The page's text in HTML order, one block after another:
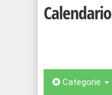
Calendario
Categorie